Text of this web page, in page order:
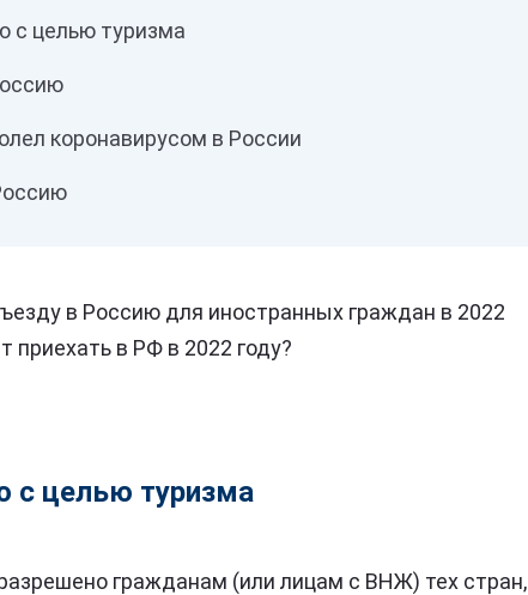
с целью туризма
коронавирусом в России
в Россию для иностранных граждан в 2022
приехать в РФ в 2022 году?
с целью туризма
гражданам (или лицам с ВНЖ) тех стран,